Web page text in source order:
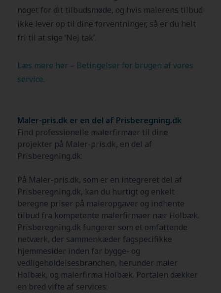
noget for dit tilbudsmøde, og hvis malerens tilbud
ikke lever op til dine forventninger, så er du helt
fri til at sige ‘Nej tak’.
Læs mere her – Betingelser for brugen af vores
service.
Maler-pris.dk er en del af Prisberegning.dk
Find professionelle malerfirmaer til dine
projekter på Maler-pris.dk, en del af
Prisberegning.dk:
På Maler-pris.dk, som er en integreret del af
Prisberegning.dk, kan du hurtigt og enkelt
beregne priser på maleropgaver og indhente
tilbud fra kompetente malerfirmaer nær Holbæk.
Prisberegning.dk fungerer som et omfattende
netværk, der sammenkæder fagspecifikke
hjemmesider inden for bygge- og
vedligeholdelsesbranchen, herunder maler
Holbæk, og malerfirma Holbæk. Portalen dækker
en bred vifte af services: